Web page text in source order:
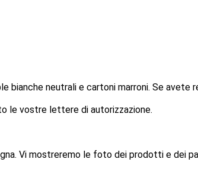
bianche neutrali e cartoni marroni. Se avete
le vostre lettere di autorizzazione.
Vi mostreremo le foto dei prodotti e dei